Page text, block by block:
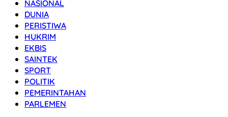
NASIONAL
DUNIA
PERISTIWA
HUKRIM
EKBIS
SAINTEK
SPORT
POLITIK
PEMERINTAHAN
PARLEMEN